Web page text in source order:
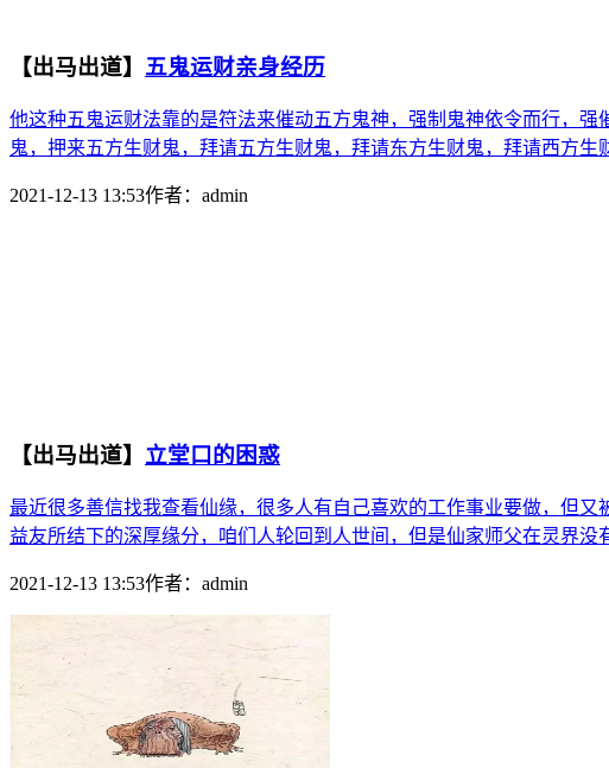
【出马出道】 五鬼运财亲身经历
他这种五鬼运财法靠的是符法来催动五方鬼神，强制鬼神依令而行，
鬼，押来五方生财鬼，拜请五方生财鬼，拜请东方生财鬼，拜请西方生
2021-12-13 13:53作者： admin
【出马出道】 立堂口的困惑
最近很多善信找我查看仙缘，很多人有自己喜欢的工作事业要做，但
益友所结下的深厚缘分，咱们人轮回到人世间，但是仙家师父在灵界没
2021-12-13 13:53作者： admin